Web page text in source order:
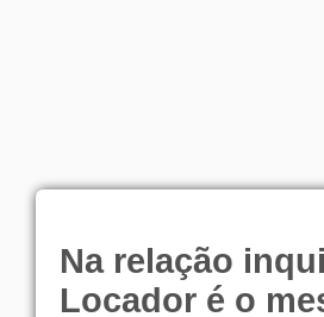
Na relação
Locador é o